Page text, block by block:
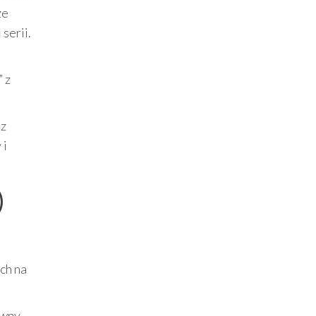
serii.
z
i
na